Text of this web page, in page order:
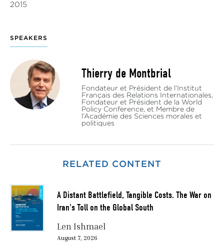
2015
SPEAKERS
Thierry de Montbrial
Fondateur et Président de l’Institut
Français des Relations Internationales,
Fondateur et Président de la World
Policy Conference, et Membre de
l’Académie des Sciences morales et
politiques
RELATED CONTENT
A Distant Battlefield, Tangible Costs. The War on
Iran's Toll on the Global South
Len Ishmael
August 7, 2026